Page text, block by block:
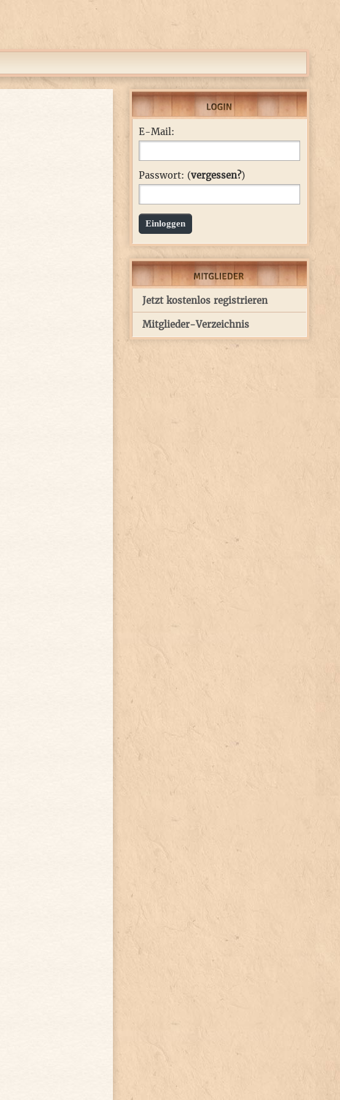
E-Mail:
Passwort: (vergessen?)
Einloggen
Jetzt kostenlos registrieren
Mitglieder-Verzeichnis